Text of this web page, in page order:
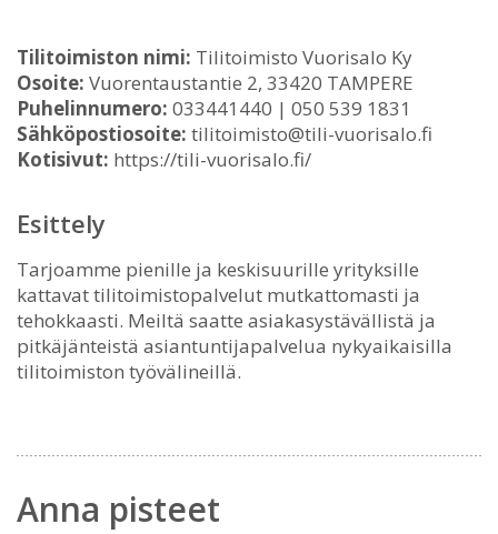
Tilitoimiston nimi: Tilitoimisto Vuorisalo Ky
Osoite: Vuorentaustantie 2, 33420 TAMPERE
Puhelinnumero: 033441440 | 050 539 1831
Sähköpostiosoite: tilitoimisto@tili-vuorisalo.fi
Kotisivut: https://tili-vuorisalo.fi/
Esittely
Tarjoamme pienille ja keskisuurille yrityksille
kattavat tilitoimistopalvelut mutkattomasti ja
tehokkaasti. Meiltä saatte asiakasystävällistä ja
pitkäjänteistä asiantuntijapalvelua nykyaikaisilla
tilitoimiston työvälineillä.
Anna pisteet